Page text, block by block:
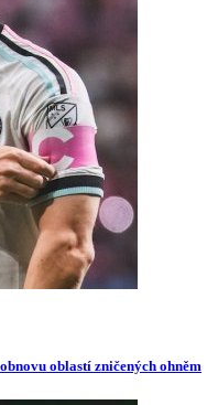
oblastí zničených ohněm